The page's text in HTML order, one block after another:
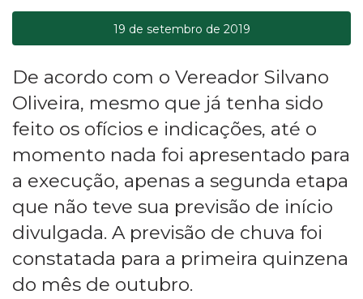
19 de setembro de 2019
De acordo com o Vereador Silvano
Oliveira, mesmo que já tenha sido
feito os ofícios e indicações, até o
momento nada foi apresentado para
a execução, apenas a segunda etapa
que não teve sua previsão de início
divulgada. A previsão de chuva foi
constatada para a primeira quinzena
do mês de outubro.